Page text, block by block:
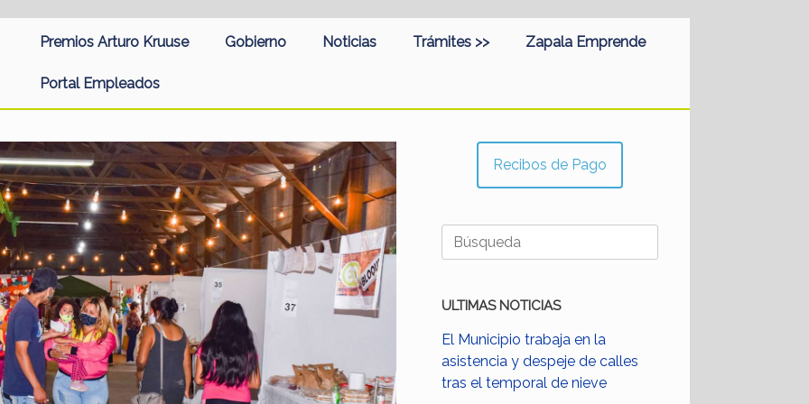
Premios Arturo Kruuse Gobierno Noticias Trámites >> Zapala Emprende
Portal Empleados
Recibos de Pago
Buscar:
ULTIMAS NOTICIAS
El Municipio trabaja en la
asistencia y despeje de calles
tras el temporal de nieve